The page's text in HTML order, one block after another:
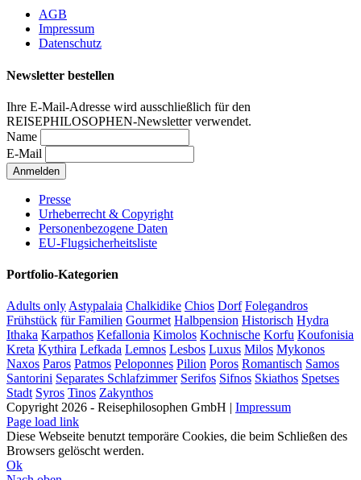
AGB
Impressum
Datenschutz
Newsletter bestellen
Ihre E-Mail-Adresse wird ausschließlich für den
REISEPHILOSOPHEN-Newsletter verwendet.
Name
E-Mail
Presse
Urheberrecht & Copyright
Personenbezogene Daten
EU-Flugsicherheitsliste
Portfolio-Kategorien
Adults onlyAstypalaia Chalkidike Chios Dorf Folegandros
Frühstück für Familien Gourmet Halbpension Historisch Hydra
Ithaka Karpathos Kefallonia Kimolos Kochnische Korfu Koufonisia
Kreta Kythira Lefkada Lemnos Lesbos Luxus Milos Mykonos
Naxos Paros Patmos Peloponnes Pilion Poros Romantisch Samos
Santorini Separates Schlafzimmer Serifos Sifnos Skiathos Spetses
Stadt Syros Tinos Zakynthos
Copyright 2026 - Reisephilosophen GmbH | Impressum
Page load link
Diese Webseite benutzt temporäre Cookies, die beim Schließen des
Browsers gelöscht werden.
Ok